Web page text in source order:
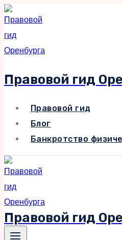
Перейти
к
содержимому
Правовой гид
Правовой гид
Блог
Банкротство
Правовой гид